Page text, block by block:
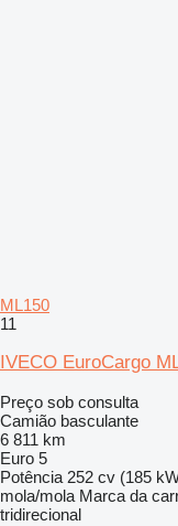
ML150
11
IVECO EuroCargo
Preço sob consulta
Camião basculante
6 811 km
Euro 5
Potência 252 cv (185
mola/mola Marca da
tridirecional